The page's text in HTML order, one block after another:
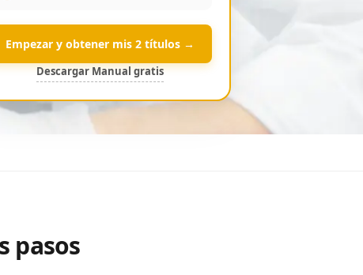
Empezar y obtener mis 2 títulos →
Descargar Manual gratis
pasos